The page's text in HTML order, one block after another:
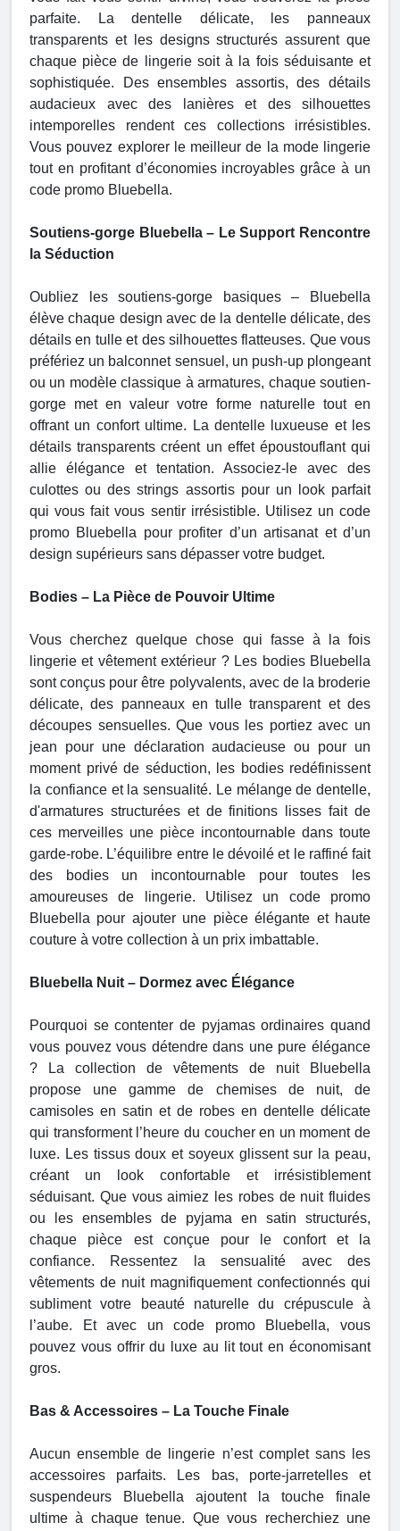
parfaite. La dentelle délicate, les panneaux
transparents et les designs structurés assurent que
chaque pièce de lingerie soit à la fois séduisante et
sophistiquée. Des ensembles assortis, des détails
audacieux avec des lanières et des silhouettes
intemporelles rendent ces collections irrésistibles.
Vous pouvez explorer le meilleur de la mode lingerie
tout en profitant d’économies incroyables grâce à un
code promo Bluebella.
Soutiens-gorge Bluebella – Le Support Rencontre
la Séduction
Oubliez les soutiens-gorge basiques – Bluebella
élève chaque design avec de la dentelle délicate, des
détails en tulle et des silhouettes flatteuses. Que vous
préfériez un balconnet sensuel, un push-up plongeant
ou un modèle classique à armatures, chaque soutien-
gorge met en valeur votre forme naturelle tout en
offrant un confort ultime. La dentelle luxueuse et les
détails transparents créent un effet époustouflant qui
allie élégance et tentation. Associez-le avec des
culottes ou des strings assortis pour un look parfait
qui vous fait vous sentir irrésistible. Utilisez un code
promo Bluebella pour profiter d’un artisanat et d’un
design supérieurs sans dépasser votre budget.
Bodies – La Pièce de Pouvoir Ultime
Vous cherchez quelque chose qui fasse à la fois
lingerie et vêtement extérieur ? Les bodies Bluebella
sont conçus pour être polyvalents, avec de la broderie
délicate, des panneaux en tulle transparent et des
découpes sensuelles. Que vous les portiez avec un
jean pour une déclaration audacieuse ou pour un
moment privé de séduction, les bodies redéfinissent
la confiance et la sensualité. Le mélange de dentelle,
d'armatures structurées et de finitions lisses fait de
ces merveilles une pièce incontournable dans toute
garde-robe. L’équilibre entre le dévoilé et le raffiné fait
des bodies un incontournable pour toutes les
amoureuses de lingerie. Utilisez un code promo
Bluebella pour ajouter une pièce élégante et haute
couture à votre collection à un prix imbattable.
Bluebella Nuit – Dormez avec Élégance
Pourquoi se contenter de pyjamas ordinaires quand
vous pouvez vous détendre dans une pure élégance
? La collection de vêtements de nuit Bluebella
propose une gamme de chemises de nuit, de
camisoles en satin et de robes en dentelle délicate
qui transforment l’heure du coucher en un moment de
luxe. Les tissus doux et soyeux glissent sur la peau,
créant un look confortable et irrésistiblement
séduisant. Que vous aimiez les robes de nuit fluides
ou les ensembles de pyjama en satin structurés,
chaque pièce est conçue pour le confort et la
confiance. Ressentez la sensualité avec des
vêtements de nuit magnifiquement confectionnés qui
subliment votre beauté naturelle du crépuscule à
l’aube. Et avec un code promo Bluebella, vous
pouvez vous offrir du luxe au lit tout en économisant
gros.
Bas & Accessoires – La Touche Finale
Aucun ensemble de lingerie n’est complet sans les
accessoires parfaits. Les bas, porte-jarretelles et
suspendeurs Bluebella ajoutent la touche finale
ultime à chaque tenue. Que vous recherchiez une